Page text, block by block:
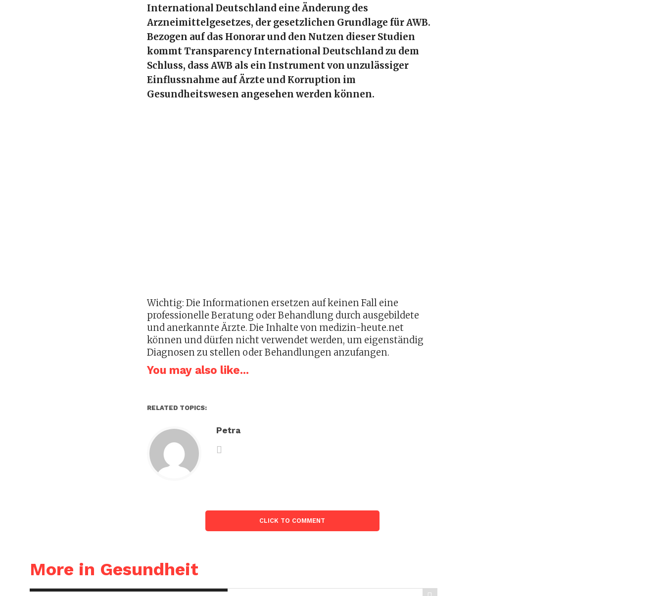
International Deutschland eine Änderung des
Arzneimittelgesetzes, der gesetzlichen Grundlage für AWB.
Bezogen auf das Honorar und den Nutzen dieser Studien
kommt Transparency International Deutschland zu dem
Schluss, dass AWB als ein Instrument von unzulässiger
Einflussnahme auf Ärzte und Korruption im
Gesundheitswesen angesehen werden können.
Wichtig: Die Informationen ersetzen auf keinen Fall eine
professionelle Beratung oder Behandlung durch ausgebildete
und anerkannte Ärzte. Die Inhalte von medizin-heute.net
können und dürfen nicht verwendet werden, um eigenständig
Diagnosen zu stellen oder Behandlungen anzufangen.
You may also like...
RELATED TOPICS:
Petra
CLICK TO COMMENT
More in Gesundheit